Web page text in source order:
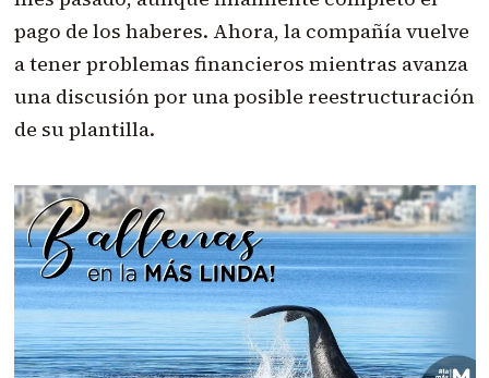
pago de los haberes. Ahora, la compañía vuelve
a tener problemas financieros mientras avanza
una discusión por una posible reestructuración
de su plantilla.